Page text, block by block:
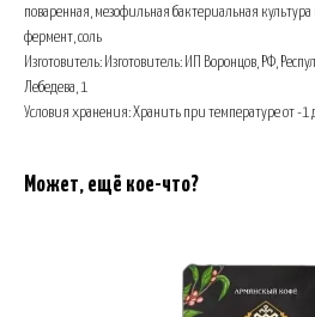
поваренная, мезофильная бактериальная
фермент, соль
Изготовитель: Изготовитель: ИП Воронцов, РФ,
Лебедева, 1
Условия хранения: Хранить при температуре от -1
Может, ещё кое-что?